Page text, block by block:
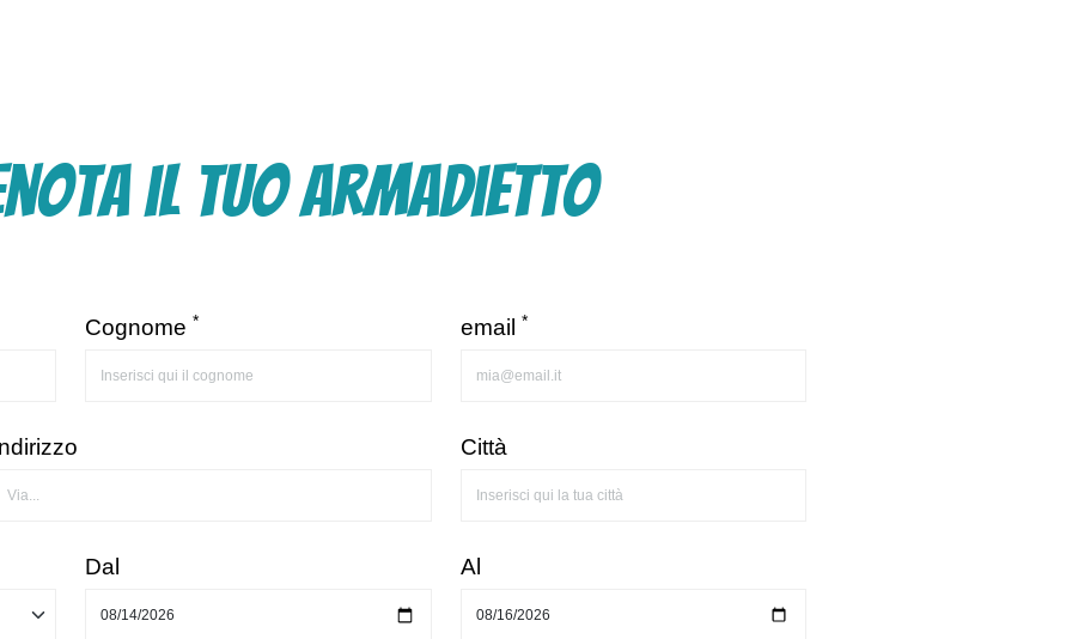
il tuo armadietto
Cognome * email *
Città
Dal Al